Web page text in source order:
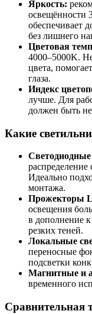
Яркость:
освещённости
обеспечивает
без лишнего
Цветовая
4000–5000K.
цвета,
глаза.
Индекс
лучше. Для
должен быть
Какие
Идеально
монтажа.
Прожекторы
освещения
в дополнение
резких теней.
Локальные
переносные
подсветки
Магнитные и
временного
Сравнительная